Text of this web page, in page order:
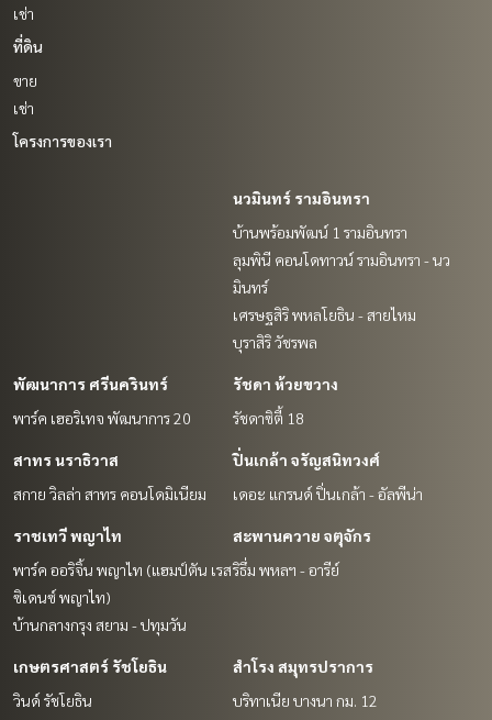
เช่า
ที่ดิน
ขาย
เช่า
โครงการของเรา
นวมินทร์ รามอินทรา
บ้านพร้อมพัฒน์ 1 รามอินทรา
ลุมพินี คอนโดทาวน์ รามอินทรา - นว
มินทร์
เศรษฐสิริ พหลโยธิน - สายไหม
บุราสิริ วัชรพล
พัฒนาการ ศรีนครินทร์
พาร์ค เฮอริเทจ พัฒนาการ 20
รัชดา ห้วยขวาง
รัชดาซิตี้ 18
สาทร นราธิวาส
สกาย วิลล่า สาทร คอนโดมิเนียม
ปิ่นเกล้า จรัญสนิทวงศ์
เดอะ แกรนด์ ปิ่นเกล้า - อัลพีน่า
ราชเทวี พญาไท
พาร์ค ออริจิ้น พญาไท (แฮมป์ตัน เรส
ซิเดนซ์ พญาไท)
บ้านกลางกรุง สยาม - ปทุมวัน
สะพานควาย จตุจักร
ริธึ่ม พหลฯ - อารีย์
เกษตรศาสตร์ รัชโยธิน
วินด์ รัชโยธิน
สำโรง สมุทรปราการ
บริทาเนีย บางนา กม. 12